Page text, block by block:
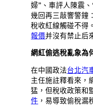
婦”、車評人陳震
幾回再三敲響警鐘
稅收紅線觸碰不得
報價并沒有禁止后
網紅偷逃稅亂象為
在中國政法台北汽
主任施註釋看來，
猛，但稅收政策和
件 ，易導致偷稅漏